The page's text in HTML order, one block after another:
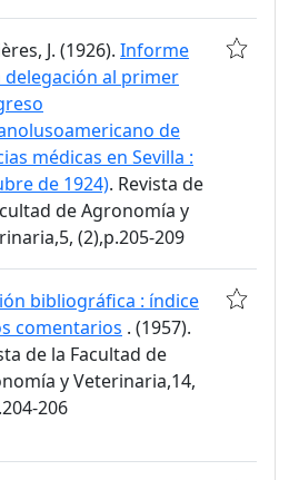
J. (1926). Informe
delegación al primer
de
médicas en Sevilla :
de 1924). Revista de
de Agronomía y
(2),p.205-209
bibliográfica : índice
comentarios . (1957).
de la Facultad de
y Veterinaria,14,
206